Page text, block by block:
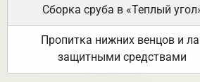
Сборка сруба в «Теплый
Пропитка нижних венцов и
защитными средствами